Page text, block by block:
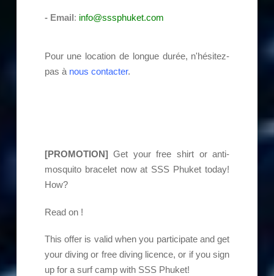
- Email: info@sssphuket.com
Pour une location de longue durée, n'hésitez-
pas à nous contacter.
[PROMOTION] Get your free shirt or anti-
mosquito bracelet now at SSS Phuket today!
How?
Read on !
This offer is valid when you participate and get
your diving or free diving licence, or if you sign
up for a surf camp with SSS Phuket!